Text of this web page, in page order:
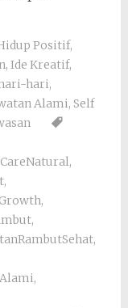
Positif,
, Ide Kreatif,
hari,
Alami, Self
,
,
,
,
,
,